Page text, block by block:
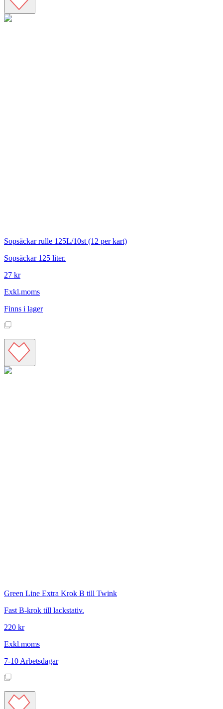
Sopsäckar rulle 125L/10st (12 per kart)
Sopsäckar 125 liter.
27 kr
Exkl.moms
Finns i lager
Green Line Extra Krok B till Twink
Fast B-krok till lackstativ.
220 kr
Exkl.moms
7-10 Arbetsdagar